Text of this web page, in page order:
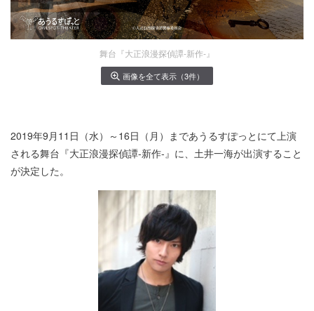
舞台『大正浪漫探偵譚-新作-』
画像を全て表示（3件）
2019年9月11日（水）～16日（月）まであうるすぽっとにて上演
される舞台『大正浪漫探偵譚-新作-』に、土井一海が出演すること
が決定した。